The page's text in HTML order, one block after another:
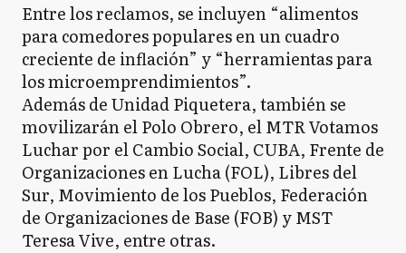
Entre los reclamos, se incluyen “alimentos
para comedores populares en un cuadro
creciente de inflación” y “herramientas para
los microemprendimientos”.
Además de Unidad Piquetera, también se
movilizarán el Polo Obrero, el MTR Votamos
Luchar por el Cambio Social, CUBA, Frente de
Organizaciones en Lucha (FOL), Libres del
Sur, Movimiento de los Pueblos, Federación
de Organizaciones de Base (FOB) y MST
Teresa Vive, entre otras.